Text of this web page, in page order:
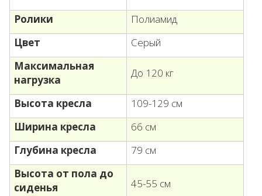
Ролики
Полиамид
Цвет
Серый
Максимальная
нагрузка
До 120 кг
Высота кресла
109-129 см
Ширина кресла
66 см
Глубина кресла
79 см
Высота от пола до
сиденья
45-55 см